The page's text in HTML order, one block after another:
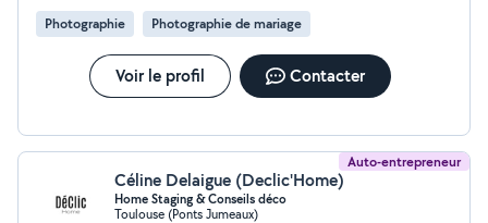
Photographie Photographie de mariage
Voir le profil Contacter
Auto-entrepreneur
Céline Delaigue (Declic'Home)
Home Staging & Conseils déco
Toulouse (Ponts Jumeaux)